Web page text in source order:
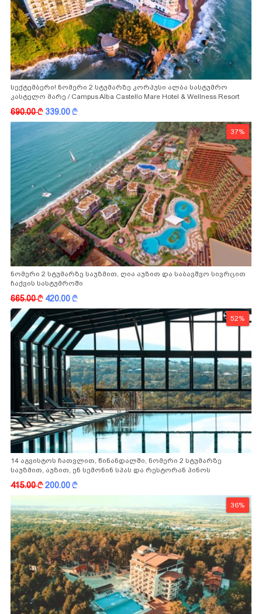
სექტემბერი! ნომერი 2 სტუმარზე კორპუსი ალბა სასტუმრო
კასტელო მარე / Campus Alba Castello Mare Hotel & Wellness Resort
-სგან!
690.00k 339.00k
37%
ნომერი 2 სტუმარზე საუზმით, ღია აუზით და საბავშვო სივრცით
ჩაქვის სასტუმროში
665.00k 420.00k
52%
14 აგვისტოს ჩათვლით, წინანდალში, ნომერი 2 სტუმარზე
საუზმით, აუზით, ენ სემონინ სპას და რესტორან პინოს
ფასდაკლებით
415.00k200.00k
36%